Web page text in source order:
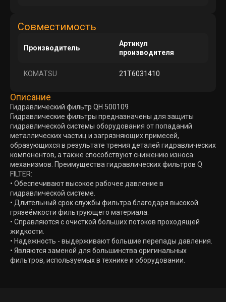
Совместимость
Производитель
Артикул
производителя
KOMATSU 21T6031410
Описание
Гидравлический фильтр QH 500109
Гидравлические фильтры предназначены для защиты
гидравлической системы оборудования от попаданий
металлических частиц и загрязняющих примесей,
образующихся в результате трения деталей гидравлических
компонентов, а также способствуют снижению износа
механизмов. Преимущества гидравлических фильтров Q
FILTER:
• Обеспечивают высокое рабочее давление в
гидравлической системе.
• Длительный срок службы фильтра благодаря высокой
грязеёмкости фильтрующего материала.
• Справляются с очисткой больших потоков проходящей
жидкости.
• Надежность - выдерживают большие перепады давления.
• Являются заменой для большинства оригинальных
фильтров, используемых в технике и оборудовании.